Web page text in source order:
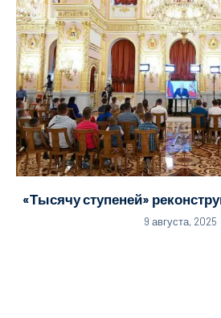
«Тысячу ступеней»
9 августа, 2025